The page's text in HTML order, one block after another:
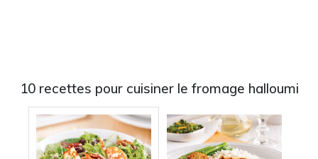
10 recettes pour cuisiner le fromage halloumi